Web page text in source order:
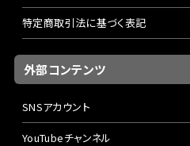
特定商取引法に基づく表記
外部コンテンツ
SNSアカウント
YouTubeチャンネル